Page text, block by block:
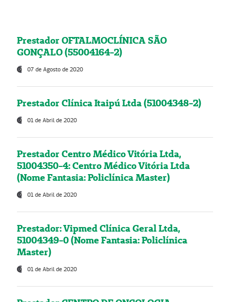
Prestador OFTALMOCLÍNICA SÃO
GONÇALO (55004164-2)
07 de Agosto de 2020
Prestador Clínica Itaipú Ltda (51004348-2)
01 de Abril de 2020
Prestador Centro Médico Vitória Ltda,
51004350-4: Centro Médico Vitória Ltda
(Nome Fantasia: Policlínica Master)
01 de Abril de 2020
Prestador: Vipmed Clínica Geral Ltda,
51004349-0 (Nome Fantasia: Policlínica
Master)
01 de Abril de 2020